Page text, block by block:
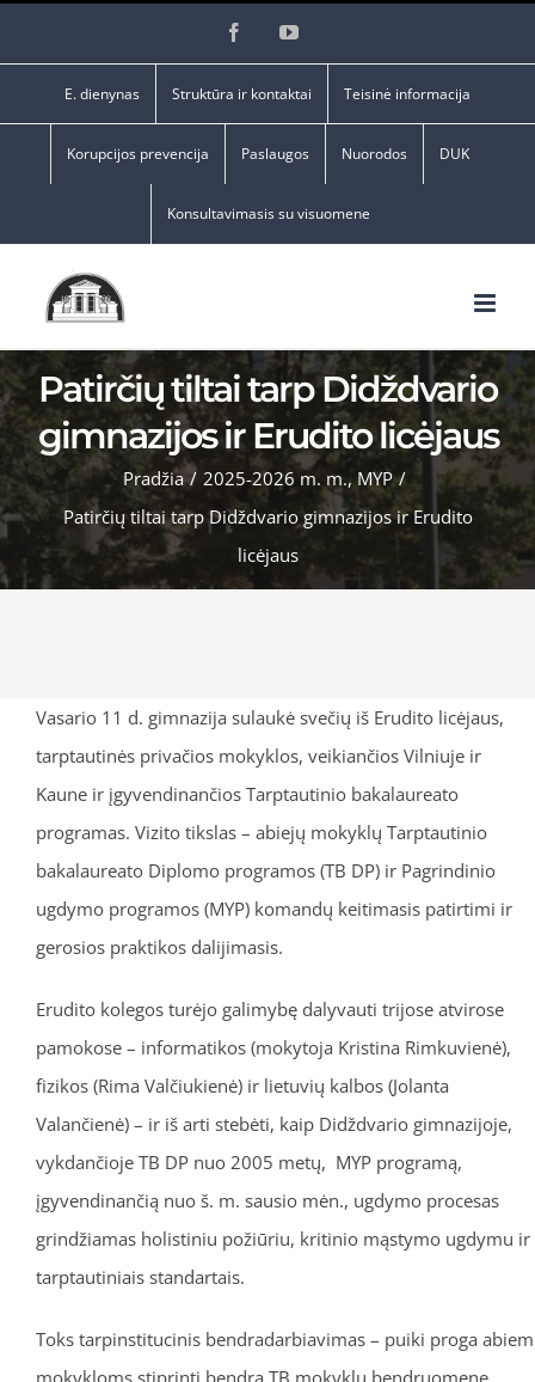
FacebookYouTube
E. dienynas Struktūra ir kontaktai Teisinė informacija
Korupcijos prevencija Paslaugos Nuorodos DUK
Konsultavimasis su visuomene
Patirčių tiltai tarp Didždvario
gimnazijos ir Erudito licėjaus
Pradžia / 2025-2026 m. m., MYP /
Patirčių tiltai tarp Didždvario gimnazijos ir Erudito
licėjaus
Vasario 11 d. gimnazija sulaukė svečių iš Erudito licėjaus,
tarptautinės privačios mokyklos, veikiančios Vilniuje ir
Kaune ir įgyvendinančios Tarptautinio bakalaureato
programas. Vizito tikslas – abiejų mokyklų Tarptautinio
bakalaureato Diplomo programos (TB DP) ir Pagrindinio
ugdymo programos (MYP) komandų keitimasis patirtimi ir
gerosios praktikos dalijimasis.
Erudito kolegos turėjo galimybę dalyvauti trijose atvirose
pamokose – informatikos (mokytoja Kristina Rimkuvienė),
fizikos (Rima Valčiukienė) ir lietuvių kalbos (Jolanta
Valančienė) – ir iš arti stebėti, kaip Didždvario gimnazijoje,
vykdančioje TB DP nuo 2005 metų, MYP programą,
įgyvendinančią nuo š. m. sausio mėn., ugdymo procesas
grindžiamas holistiniu požiūriu, kritinio mąstymo ugdymu ir
tarptautiniais standartais.
Toks tarpinstitucinis bendradarbiavimas – puiki proga abiem
mokykloms stiprinti bendrą TB mokyklų bendruomenę